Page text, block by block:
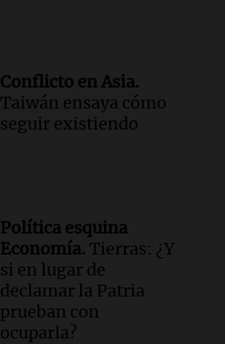
Conflicto en Asia.
Taiwán ensaya cómo
seguir existiendo
Política esquina
Economía. Tierras: ¿Y
si en lugar de
declamar la Patria
prueban con
ocuparla?